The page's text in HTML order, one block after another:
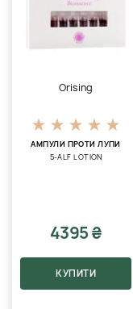
Orising
АМПУЛИ ПРОТИ ЛУПИ
5-ALF LOTION
4395 ₴
КУПИТИ